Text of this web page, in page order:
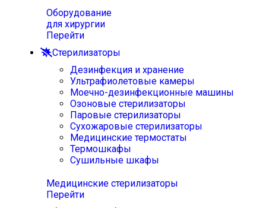
Оборудование
для хирургии
Перейти
Стерилизаторы
Дезинфекция и хранение
Ультрафиолетовые камеры
Моечно-дезинфекционные машины
Озоновые стерилизаторы
Паровые стерилизаторы
Сухожаровые стерилизаторы
Медицинские термостаты
Термошкафы
Сушильные шкафы
Медицинские стерилизаторы
Перейти